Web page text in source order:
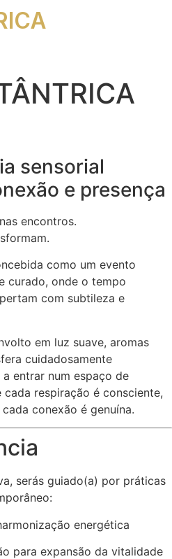
sensorial
e presença
encontros.
como um evento
curado, onde o tempo
com subtileza e
em luz suave, aromas
cuidadosamente
entrar num espaço de
respiração é consciente,
conexão é genuína.
serás guiado(a) por práticas
energética
para expansão da vitalidade